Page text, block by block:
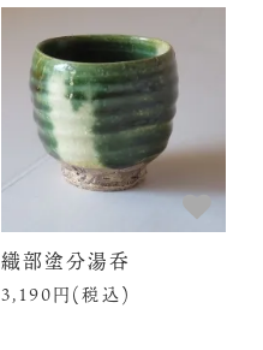
織部塗分湯呑
3,190円(税込)